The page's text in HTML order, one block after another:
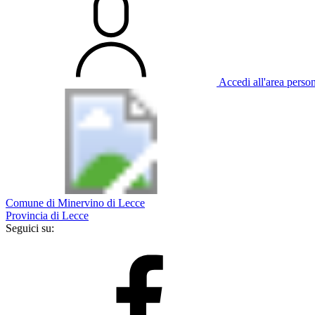
Accedi all'area
Comune di Minervino di Lecce
Provincia di Lecce
Seguici su: